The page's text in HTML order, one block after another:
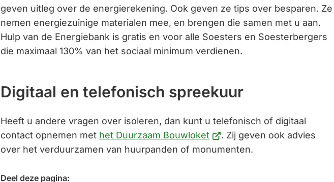
een
externe
website)
geven uitleg over de energierekening. Ook geven ze tips over besparen. Ze
nemen energiezuinige materialen mee, en brengen die samen met u aan.
Hulp van de Energiebank is gratis en voor alle Soesters en Soesterbergers
die maximaal 130% van het sociaal minimum verdienen.
Digitaal en telefonisch spreekuur
Heeft u andere vragen over isoleren, dan kunt u telefonisch of digitaal
contact opnemen met het Duurzaam Bouwloket(Verwijst
naar
. Zij geven ook advies
over het verduurzamen van huurpanden of monumenten.
Deel deze pagina: